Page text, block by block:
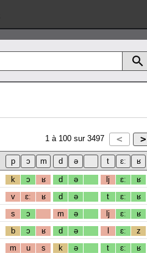
1 à 100 sur 3497
k ɔ ʁ d ə lj ɛː ʁ
v ɛː ʁ d ə t ɛː ʁ
s ɔ m ə lj ɛː ʁ
b ɔ ʁ d ə l ɛː z
m u s k ə t ɛː ʁ